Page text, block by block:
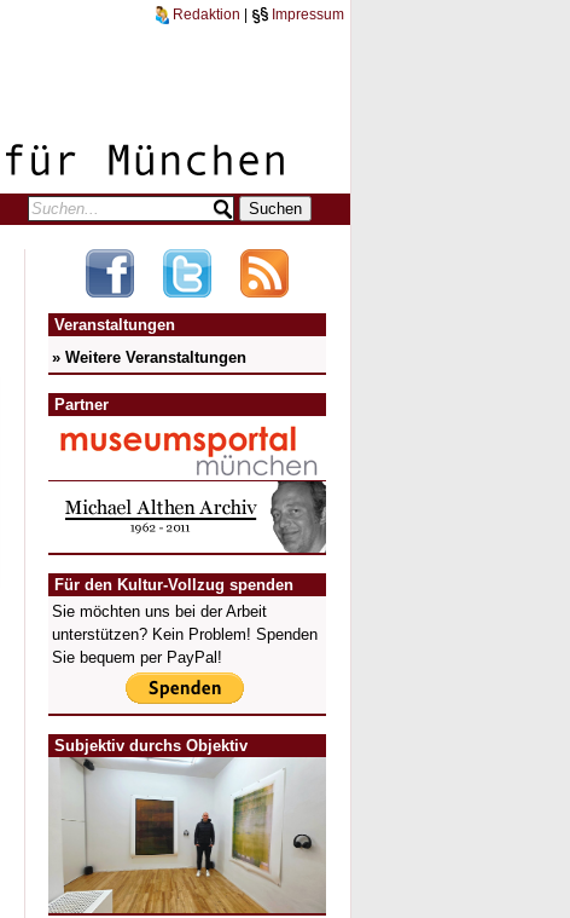
Redaktion Impressum
Veranstaltungen
» Weitere Veranstaltungen
Partner
Für den Kultur-Vollzug spenden
Sie möchten uns bei der Arbeit
unterstützen? Kein Problem! Spenden
Sie bequem per PayPal!
Subjektiv durchs Objektiv